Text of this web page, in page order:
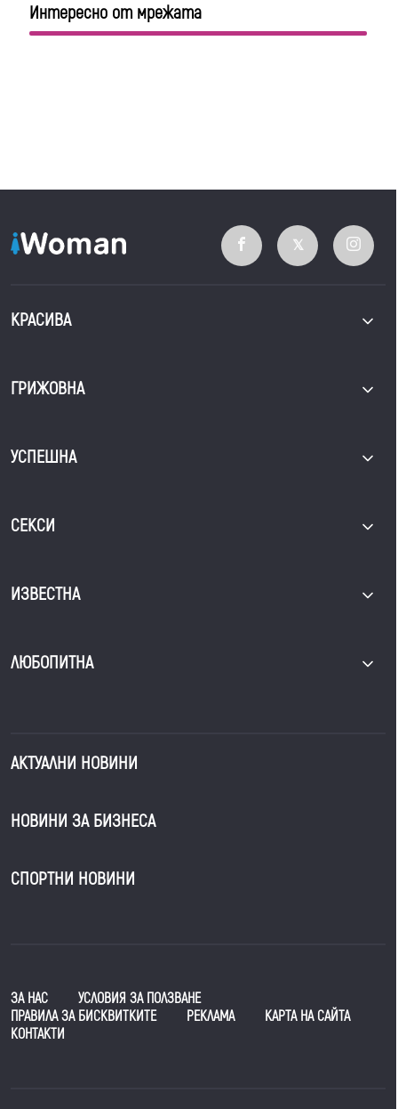
Интересно от мрежата
КРАСИВА
ГРИЖОВНА
УСПЕШНА
СЕКСИ
ИЗВЕСТНА
ЛЮБОПИТНА
АКТУАЛНИ НОВИНИ
НОВИНИ ЗА БИЗНЕСА
СПОРТНИ НОВИНИ
ЗА НАС
УСЛОВИЯ ЗА ПОЛЗВАНЕ
ПРАВИЛА ЗА БИСКВИТКИТЕ
РЕКЛАМА
КАРТА НА САЙТА
КОНТАКТИ